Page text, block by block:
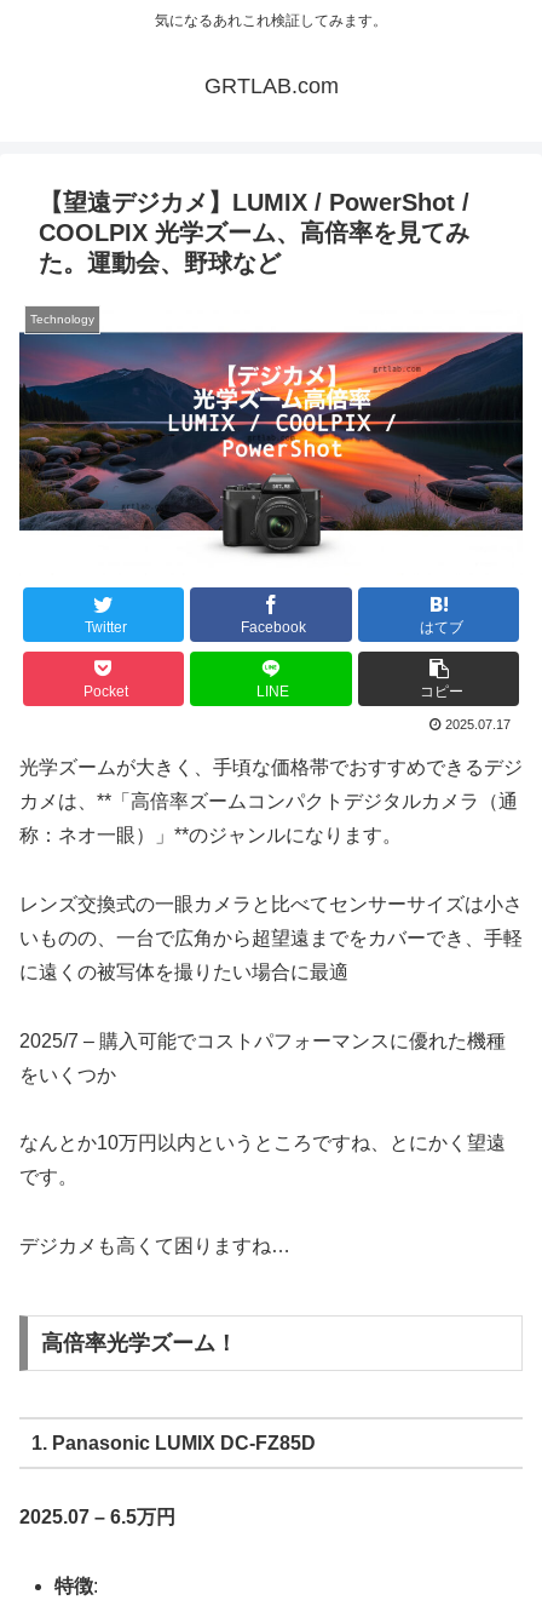
気になるあれこれ検証してみます。
GRTLAB.com
【望遠デジカメ】LUMIX / PowerShot /
COOLPIX 光学ズーム、高倍率を見てみ
た。運動会、野球など
Technology
Twitter Facebook はてブ
Pocket LINE コピー
2025.07.17
光学ズームが大きく、手頃な価格帯でおすすめできるデジ
カメは、**「高倍率ズームコンパクトデジタルカメラ（通
称：ネオ一眼）」**のジャンルになります。
レンズ交換式の一眼カメラと比べてセンサーサイズは小さ
いものの、一台で広角から超望遠までをカバーでき、手軽
に遠くの被写体を撮りたい場合に最適
2025/7 – 購入可能でコストパフォーマンスに優れた機種
をいくつか
なんとか10万円以内というところですね、とにかく望遠
です。
デジカメも高くて困りますね…
高倍率光学ズーム！
1. Panasonic LUMIX DC-FZ85D
2025.07 – 6.5万円
特徴: